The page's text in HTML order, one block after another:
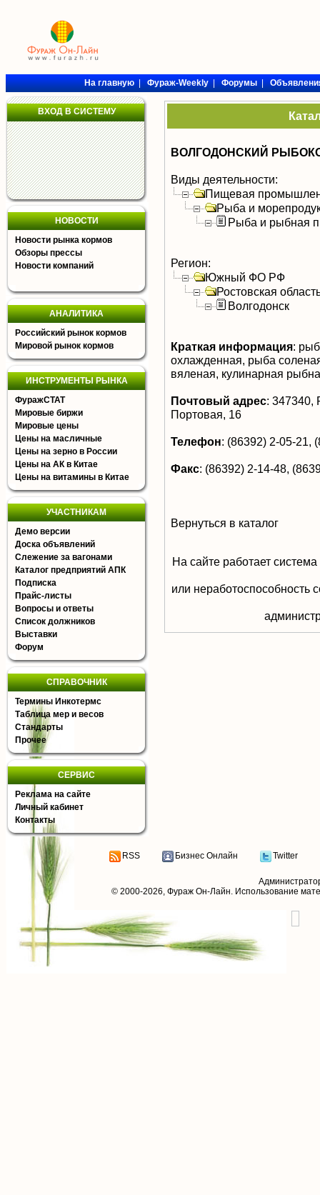
На главную|Фураж-Weekly|Форумы|
ВХОД В СИСТЕМУ
НОВОСТИ
Новости рынка кормов
Обзоры прессы
Новости компаний
АНАЛИТИКА
Российский рынок кормов
Мировой рынок кормов
ИНСТРУМЕНТЫ РЫНКА
ФуражСТАТ
Мировые биржи
Мировые цены
Цены на масличные
Цены на зерно в России
Цены на АК в Китае
Цены на витамины в Китае
УЧАСТНИКАМ
Демо версии
Доска объявлений
Слежение за вагонами
Каталог предприятий АПК
Подписка
Прайс-листы
Вопросы и ответы
Список должников
Выставки
Форум
СПРАВОЧНИК
Термины Инкотермс
Таблица мер и весов
Стандарты
Прочее
СЕРВИС
Реклама на сайте
Личный кабинет
Контакты
ВОЛГОДОНСКИЙ
Виды деятельности:
Пищевая
Рыба и
Рыба и рыбная
Регион:
Южный ФО РФ
Ростовская
Волгодонск
Краткая информация:
охлажденная, рыба
вяленая, кулинарная
Почтовый адрес: 347340,
Портовая, 16
Телефон: (86392) 2-05-21,
Факс: (86392) 2-14-48,
Вернуться в каталог
На сайте работает
или неработоспособность
RSS Бизнес Онлайн Twitter
© 2000-2026, Фураж Он-Лайн. Использование